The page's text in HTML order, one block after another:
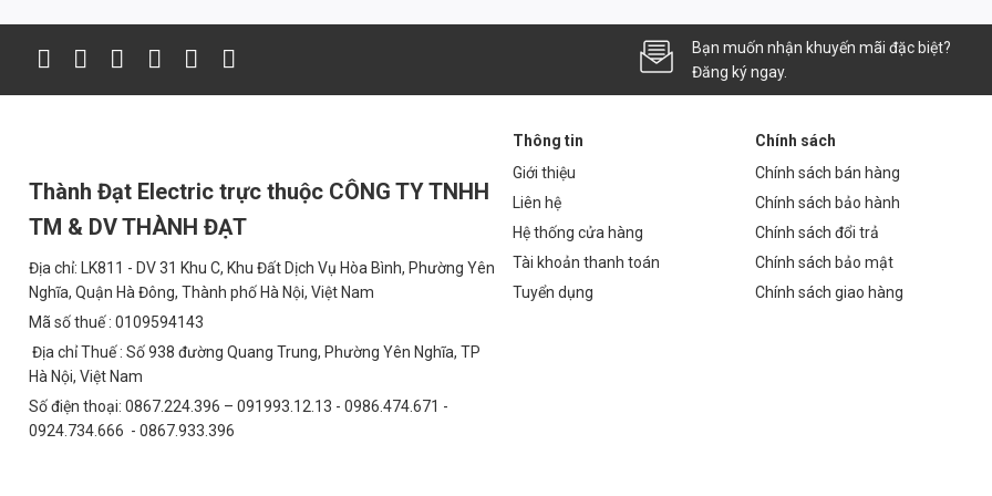
Sản phẩm được ứng dụng rộng rãi trong nhiều môi trường cần ánh sáng mạnh:
Chiếu sáng sân bóng chuyền – ngoài trời, sân mái che hoặc nhà thi đấu
Khu vực công nghiệp, sân kho bãi, bãi đỗ xe
Đặc biệt, đèn LED 200W 5054 còn phù hợp cho việc chiếu sáng đường liên thôn, đô thị, mang lại ánh sáng an toàn và tiết kiệm.
5. Ưu Điểm
Tiết kiệm điện lên đến 70% so với đèn halogen hoặc metal halide
Ánh sáng đồng đều, không chói, không nhấp nháy – phù hợp với thi đấu chuyên nghiệp
Tuổi thọ cao: từ 30.000–50.000 giờ, ít phải bảo trì
Bạn muốn nhận khuyến mãi đặc biệt?
Đăng ký ngay.
Thành Đạt Electric trực thuộc CÔNG TY TNHH
TM & DV THÀNH ĐẠT
Địa chỉ: LK811 - DV 31 Khu C, Khu Đất Dịch Vụ Hòa Bình, Phường Yên
Nghĩa, Quận Hà Đông, Thành phố Hà Nội, Việt Nam
Mã số thuế : 0109594143
Địa chỉ Thuế : Số 938 đường Quang Trung, Phường Yên Nghĩa, TP
Hà Nội, Việt Nam
Số điện thoại: 0867.224.396 – 091993.12.13 - 0986.474.671 -
0924.734.666 - 0867.933.396
Thông tin
Giới thiệu
Liên hệ
Hệ thống cửa hàng
Tài khoản thanh toán
Tuyển dụng
Chính sách
Chính sách bán hàng
Chính sách bảo hành
Chính sách đổi trả
Chính sách bảo mật
Chính sách giao hàng